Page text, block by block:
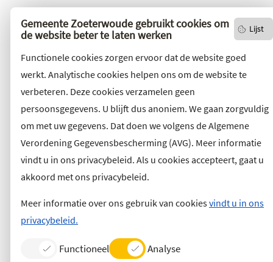
Lijst
Gemeente Zoeterwoude gebruikt cookies om
de website beter te laten werken
Functionele cookies zorgen ervoor dat de website goed
werkt. Analytische cookies helpen ons om de website te
verbeteren. Deze cookies verzamelen geen
persoonsgegevens. U blijft dus anoniem. We gaan zorgvuldig
om met uw gegevens. Dat doen we volgens de Algemene
Verordening Gegevensbescherming (AVG). Meer informatie
vindt u in ons privacybeleid. Als u cookies accepteert, gaat u
akkoord met ons privacybeleid.
Meer informatie over ons gebruik van cookiesvindt u in ons
privacybeleid.
Functioneel Analyse